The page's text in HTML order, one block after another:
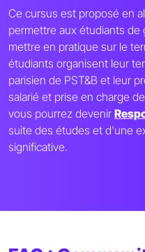
Ce cursus est proposé en
permettre aux étudiants de
mettre en pratique sur le
étudiants organisent leur
parisien de PST&B et leur
salarié et prise en charge
vous pourrez devenir
suite des études et d'une
significative.